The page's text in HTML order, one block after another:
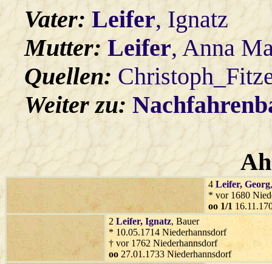
Vater:Leifer, Ignatz
Mutter:Leifer, Anna
Quellen:
Weiter zu:
4 Leifer, Georg
* vor 1680
oo 1/1
2 Leifer, Ignatz, Bauer
* 10.05.1714 Niederhannsdorf
† vor 1762 Niederhannsdorf
oo 27.01.1733 Niederhannsdorf